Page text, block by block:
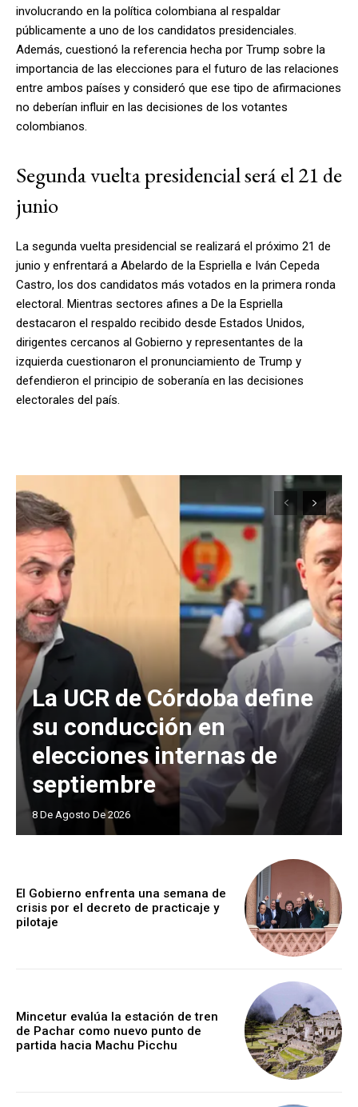
involucrando en la política colombiana al respaldar
públicamente a uno de los candidatos presidenciales.
Además, cuestionó la referencia hecha por Trump sobre la
importancia de las elecciones para el futuro de las relaciones
entre ambos países y consideró que ese tipo de afirmaciones
no deberían influir en las decisiones de los votantes
colombianos.
Segunda vuelta presidencial será el 21 de
junio
La segunda vuelta presidencial se realizará el próximo 21 de
junio y enfrentará a Abelardo de la Espriella e Iván Cepeda
Castro, los dos candidatos más votados en la primera ronda
electoral. Mientras sectores afines a De la Espriella
destacaron el respaldo recibido desde Estados Unidos,
dirigentes cercanos al Gobierno y representantes de la
izquierda cuestionaron el pronunciamiento de Trump y
defendieron el principio de soberanía en las decisiones
electorales del país.
La UCR de Córdoba define
su conducción en
elecciones internas de
septiembre
8 De Agosto De 2026
El Gobierno enfrenta una semana de
crisis por el decreto de practicaje y
pilotaje
Mincetur evalúa la estación de tren
de Pachar como nuevo punto de
partida hacia Machu Picchu